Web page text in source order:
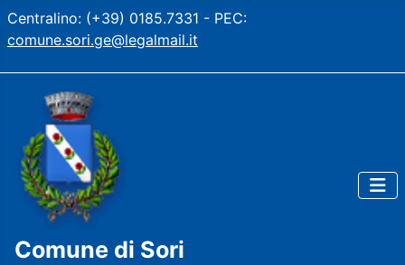
Centralino: (+39) 0185.7331 - PEC:
comune.sori.ge@legalmail.it
Comune di Sori